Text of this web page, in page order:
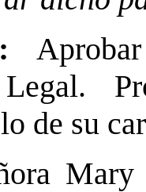
Legal.
de su